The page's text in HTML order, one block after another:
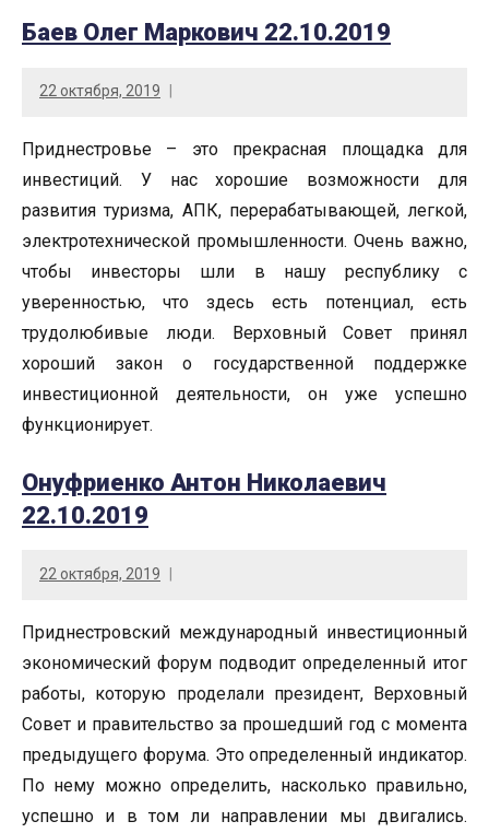
Баев Олег Маркович 22.10.2019
22 октября, 2019
Приднестровье – это прекрасная площадка для
инвестиций. У нас хорошие возможности для
развития туризма, АПК, перерабатывающей, легкой,
электротехнической промышленности. Очень важно,
чтобы инвесторы шли в нашу республику с
уверенностью, что здесь есть потенциал, есть
трудолюбивые люди. Верховный Совет принял
хороший закон о государственной поддержке
инвестиционной деятельности, он уже успешно
функционирует.
Онуфриенко Антон Николаевич
22.10.2019
22 октября, 2019
Приднестровский международный инвестиционный
экономический форум подводит определенный итог
работы, которую проделали президент, Верховный
Совет и правительство за прошедший год с момента
предыдущего форума. Это определенный индикатор.
По нему можно определить, насколько правильно,
успешно и в том ли направлении мы двигались.